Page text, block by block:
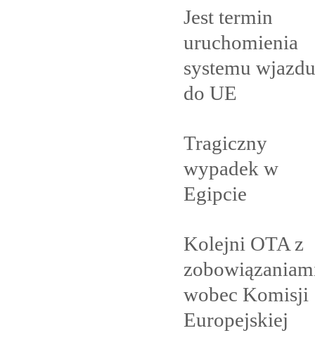
Jest termin
uruchomienia
systemu wjazdu
do UE
Tragiczny
wypadek w
Egipcie
Kolejni OTA z
wobec Komisji
Europejskiej